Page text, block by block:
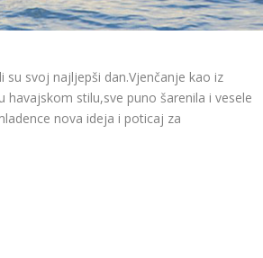
su svoj najljepši dan.Vjenčanje kao iz
havajskom stilu,sve puno šarenila i vesele
nova ideja i poticaj za